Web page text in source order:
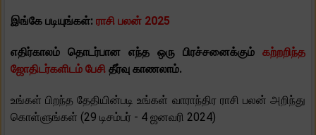
இங்கே படியுங்கள்: ராசி பலன் 2025
எதிர்காலம் தொடர்பான எந்த ஒரு பிரச்சனைக்கும் கற்றறிந்த
ஜோதிடர்களிடம் பேசி தீர்வு காணலாம்.
உங்கள் பிறந்த தேதியின்படி உங்கள் வாராந்திர ராசி பலன் அறிந்து
கொள்ளுங்கள் (29 டிசம்பர் - 4 ஜனவரி 2024)